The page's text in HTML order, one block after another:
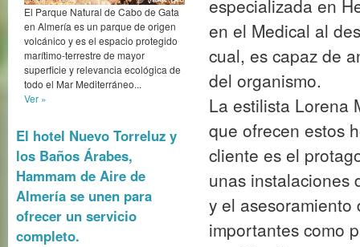
El Parque Natural de Cabo de Gata
en Almería es un parque de origen
volcánico y es el espacio protegido
marítimo-terrestre de mayor
superficie y relevancia ecológica de
todo el Mar Mediterráneo...
Ver »
El hotel Nuevo Torreluz y
los Baños Árabes,
Hammam de Aire de
Almería se unen para
ofrecer un servicio
completo.
y el
importantes como
equilibrada y
natural del cuerpo,
estancia de la
experiencia única